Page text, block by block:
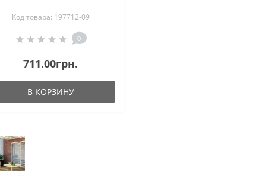
Код товара: 197712-09
0
711.00грн.
В КОРЗИНУ